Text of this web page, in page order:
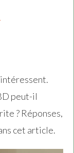
intéressent.
peut-il
? Réponses,
cet article.